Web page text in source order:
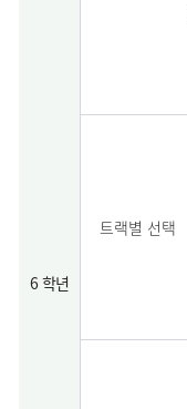
6 학년
트랙별 선택